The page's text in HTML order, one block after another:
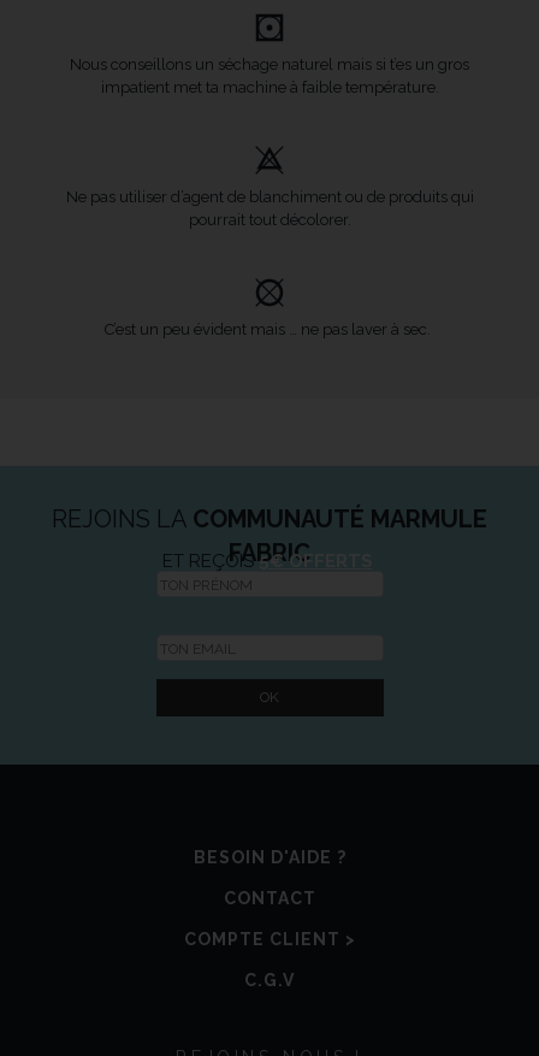
Nous conseillons un séchage naturel mais si t’es un gros
impatient met ta machine à faible température.
Ne pas utiliser d’agent de blanchiment ou de produits qui
pourrait tout décolorer.
C’est un peu évident mais … ne pas laver à sec.
REJOINS LA COMMUNAUTÉ MARMULE
FABRIC
ET REÇOIS5€ OFFERTS
BESOIN D'AIDE ?
CONTACT
COMPTE CLIENT >
C.G.V